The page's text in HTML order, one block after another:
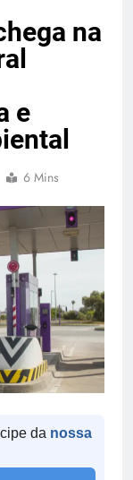
na
e
6 Mins
da nossa